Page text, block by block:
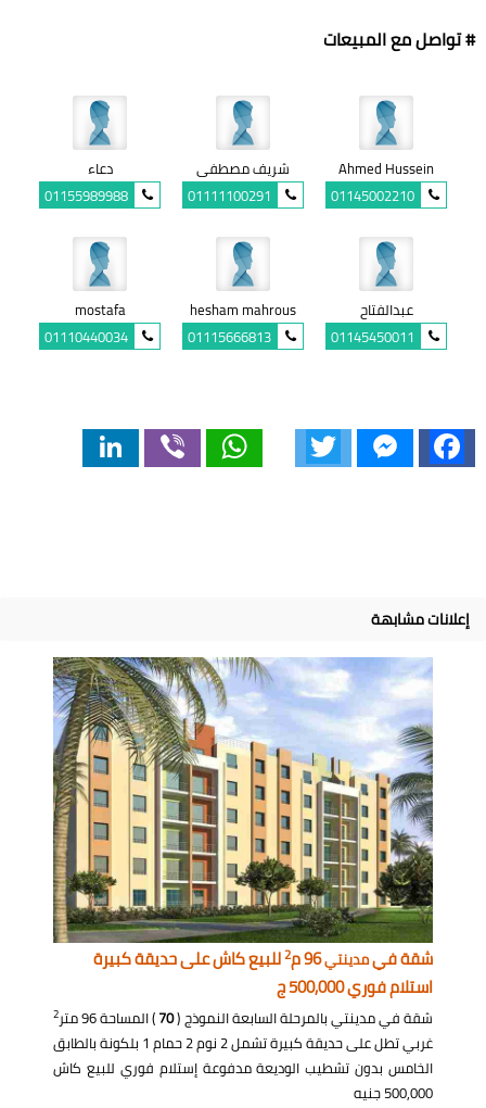
# تواصل مع المبيعات
Ahmed Hussein
01145002210
شريف مصطفى
01111100291
دعاء
01155989988
عبدالفتاح
01145450011
hesham mahrous
01115666813
mostafa
01110440034
Facebook
Messenger
WhatsApp
إعلانات مشابهة
شقة فيمدينتي96 م 2للبيع كاش على حديقة كبيرة
استلام فوري 500,000 ج
شقة في مدينتي بالمرحلة السابعة النموذج (70) المساحة 96 متر 2
غربي تطل على حديقة كبيرة تشمل 2 نوم 2 حمام 1 بلكونة بالطابق
الخامس بدون تشطيب الوديعة مدفوعة إستلام فوري للبيع كاش
500,000 جنيه